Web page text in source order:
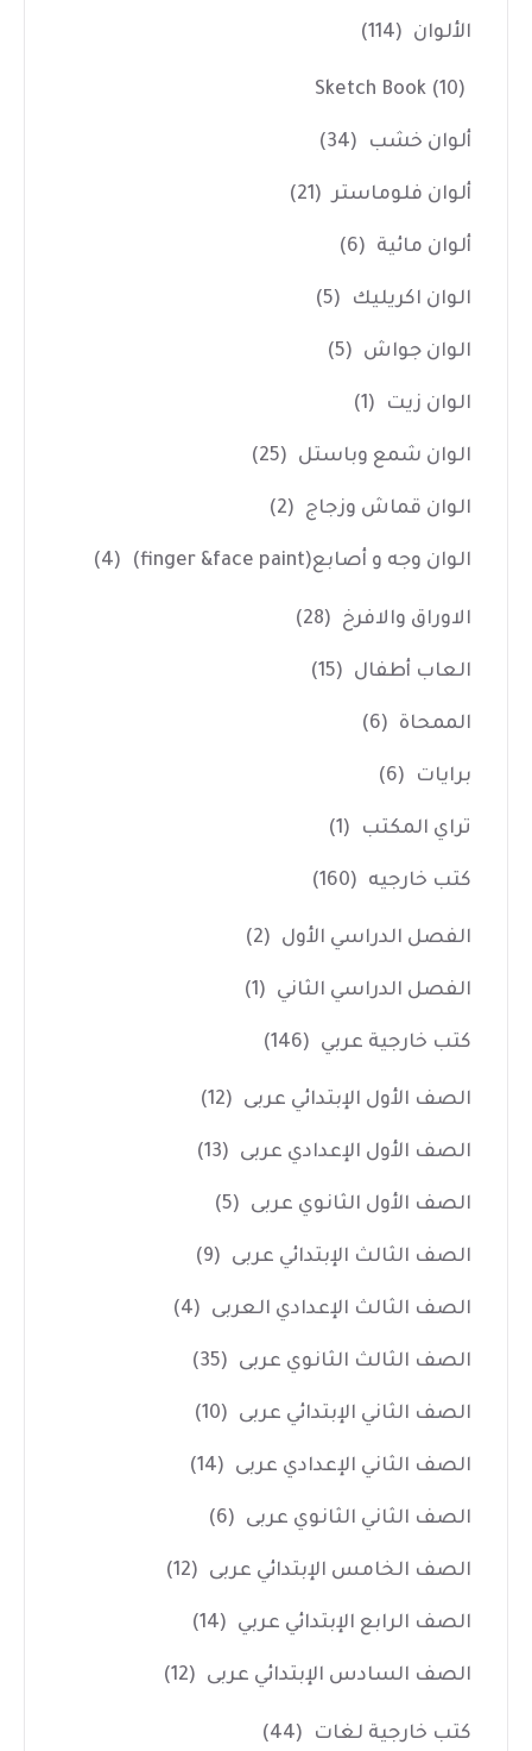
الألوان (114)
Sketch Book (10)
ألوان خشب (34)
ألوان فلوماستر (21)
ألوان مائية (6)
الوان اكريليك (5)
الوان جواش (5)
الوان زيت (1)
الوان شمع وباستل (25)
الوان قماش وزجاج (2)
الوان وجه و أصابع(finger &face paint) (4)
الاوراق والافرخ (28)
العاب أطفال (15)
الممحاة (6)
برايات (6)
تراي المكتب (1)
كتب خارجيه (160)
الفصل الدراسي الأول (2)
الفصل الدراسي الثاني (1)
كتب خارجية عربي (146)
الصف الأول الإبتدائي عربى (12)
الصف الأول الإعدادي عربى (13)
الصف الأول الثانوي عربى (5)
الصف الثالث الإبتدائي عربى (9)
الصف الثالث الإعدادي العربى (4)
الصف الثالث الثانوي عربى (35)
الصف الثاني الإبتدائي عربى (10)
الصف الثاني الإعدادي عربى (14)
الصف الثاني الثانوي عربى (6)
الصف الخامس الإبتدائي عربى (12)
الصف الرابع الإبتدائي عربي (14)
الصف السادس الإبتدائي عربى (12)
كتب خارجية لغات (44)